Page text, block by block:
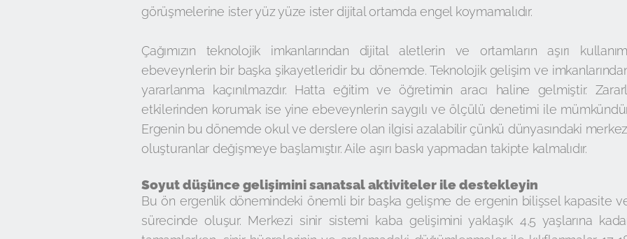
görüşmelerine ister yüz yüze ister dijital ortamda engel koymamalıdır.
Çağımızın teknolojik imkanlarından dijital aletlerin ve ortamların aşırı
ebeveynlerin bir başka şikayetleridir bu dönemde. Teknolojik gelişim ve
yararlanma kaçınılmazdır. Hatta eğitim ve öğretimin aracı haline gelmiştir.
etkilerinden korumak ise yine ebeveynlerin saygılı ve ölçülü denetimi ile
Ergenin bu dönemde okul ve derslere olan ilgisi azalabilir çünkü dünyasındaki
oluşturanlar değişmeye başlamıştır. Aile aşırı baskı yapmadan takipte kalmalıdır.
Soyut düşünce gelişimini sanatsal aktiviteler ile destekleyin
Bu ön ergenlik dönemindeki önemli bir başka gelişme de ergenin bilişsel kapasite
sürecinde oluşur. Merkezi sinir sistemi kaba gelişimini yaklaşık 4,5 yaşlarına